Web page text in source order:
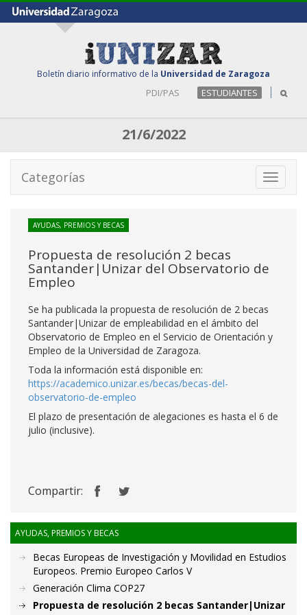
Boletín diario informativo de la Universidad de Zaragoza
PDI/PAS ESTUDIANTES
21/6/2022
Toggle
Categorías
AYUDAS, PREMIOS Y BECAS
Propuesta de resolución 2 becas
Santander|Unizar del Observatorio de
Empleo
Se ha publicada la propuesta de resolución de 2 becas
Santander|Unizar de empleabilidad en el ámbito del
Observatorio de Empleo en el Servicio de Orientación y
Empleo de la Universidad de Zaragoza.
Toda la información está disponible en:
https://academico.unizar.es/becas/becas-del-
observatorio-de-empleo
El plazo de presentación de alegaciones es hasta el 6 de
julio (inclusive).
Compartir:
AYUDAS, PREMIOS Y BECAS
Becas Europeas de Investigación y Movilidad en Estudios
Europeos. Premio Europeo Carlos V
Generación Clima COP27
Propuesta de resolución 2 becas Santander|Unizar